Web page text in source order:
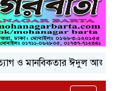
মানবিকতার ঈদুল আজহা